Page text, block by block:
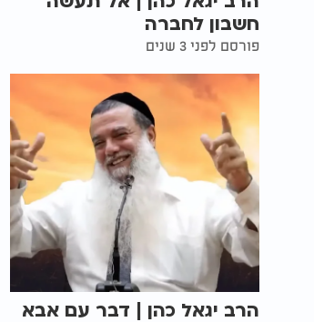
חשבון לחברה
פורסם לפני 3 שנים
הרב יגאל כהן | דבר עם אבא